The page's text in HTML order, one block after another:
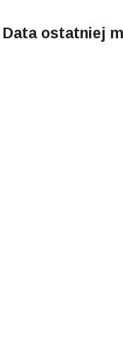
Data ostatniej